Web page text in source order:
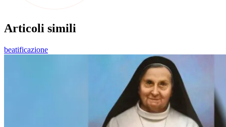
Articoli simili
beatificazione